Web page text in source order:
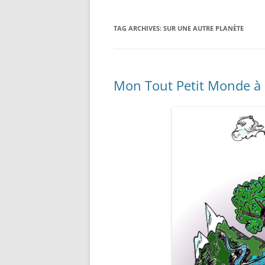
TAG ARCHIVES: SUR UNE AUTRE PLANÈTE
Mon Tout Petit Monde